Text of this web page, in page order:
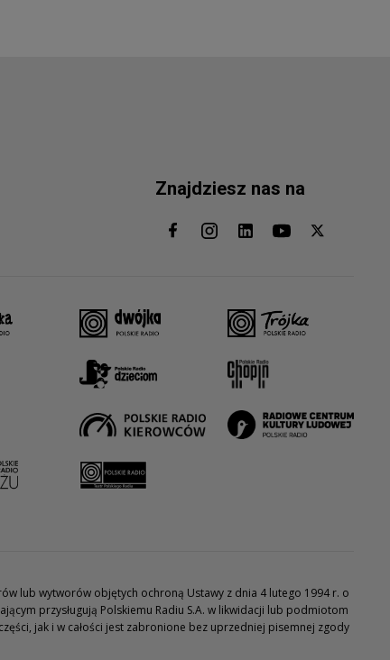
Znajdziesz nas na
lub wytworów objętych ochroną Ustawy z dnia 4 lutego 1994 r. o
przysługują Polskiemu Radiu S.A. w likwidacji lub podmiotom
jak i w całości jest zabronione bez uprzedniej pisemnej zgody